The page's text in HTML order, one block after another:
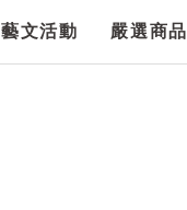
藝文活動 嚴選商品